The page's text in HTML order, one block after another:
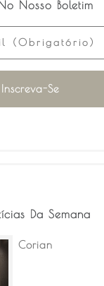
Nosso Boletim
Da Semana
Corian